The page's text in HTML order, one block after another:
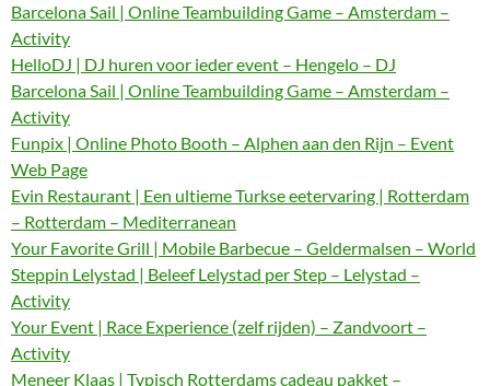
Barcelona Sail | Online Teambuilding Game – Amsterdam –
Activity
HelloDJ | DJ huren voor ieder event – Hengelo – DJ
Barcelona Sail | Online Teambuilding Game – Amsterdam –
Activity
Funpix | Online Photo Booth – Alphen aan den Rijn – Event
Web Page
Evin Restaurant | Een ultieme Turkse eetervaring | Rotterdam
– Rotterdam – Mediterranean
Your Favorite Grill | Mobile Barbecue – Geldermalsen – World
Steppin Lelystad | Beleef Lelystad per Step – Lelystad –
Activity
Your Event | Race Experience (zelf rijden) – Zandvoort –
Activity
Meneer Klaas | Typisch Rotterdams cadeau pakket –